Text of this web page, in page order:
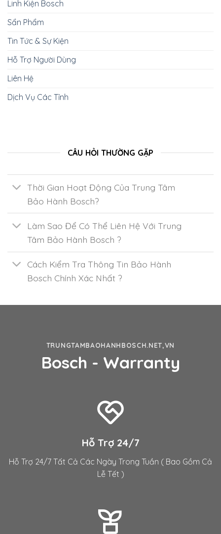
Linh Kiện Bosch
Sẩn Phẩm
Tin Tức & Sự Kiện
Hỗ Trợ Người Dùng
Liên Hệ
Dịch Vụ Các Tỉnh
CÂU HỎI THƯỜNG GẶP
Thời Gian Hoạt Động Của Trung Tâm
Bảo Hành Bosch?
Làm Sao Để Có Thể Liên Hệ Với Trung
Tâm Bảo Hành Bosch ?
Cách Kiểm Tra Thông Tin Bảo Hành
Bosch Chính Xác Nhất ?
TRUNGTAMBAOHANHBOSCH.NET,VN
Bosch - Warranty
Hỗ Trợ 24/7
Hỗ Trợ 24/7 Tất Cả Các Ngày Trong Tuần ( Bao Gồm Cả
Lễ Tết )